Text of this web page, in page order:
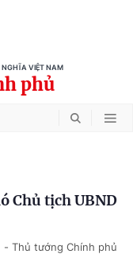
NGHĨA VIỆT NAM
phủ
Chủ tịch UBND
- Thủ tướng Chính phủ